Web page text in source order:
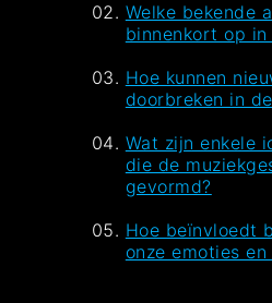
Welke bekende
binnenkort op in
Hoe kunnen
doorbreken in
Wat zijn enkele
die de
gevormd?
Hoe beïnvloedt
onze emoties